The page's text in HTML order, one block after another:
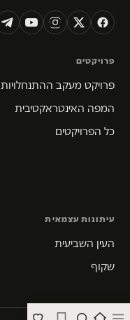
פרויקטים
פרויקט מעקב ההתנחלויות
המפה האינטראקטיבית
כל הפרויקטים
עיתונות עצמאית
העין השביעית
שקוף